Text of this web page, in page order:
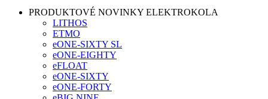
PRODUKTOVÉ NOVINKY ELEKTROKOLA
LITHOS
ETMO
eONE-SIXTY SL
eONE-EIGHTY
eFLOAT
eONE-SIXTY
eONE-FORTY